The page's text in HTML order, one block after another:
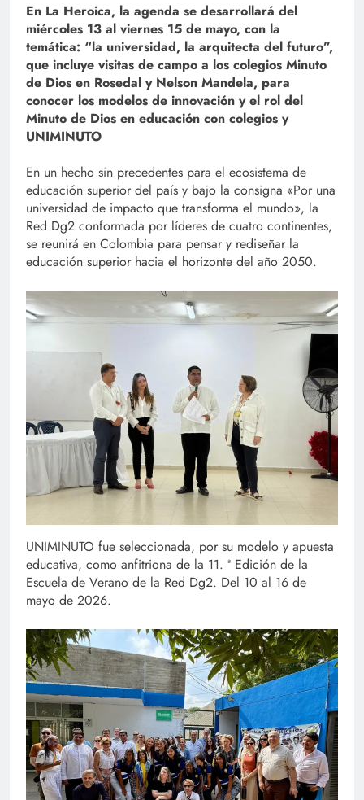
En La Heroica, la agenda se desarrollará del
miércoles 13 al viernes 15 de mayo, con la
temática: “la universidad, la arquitecta del futuro”,
que incluye visitas de campo a los colegios Minuto
de Dios en Rosedal y Nelson Mandela, para
conocer los modelos de innovación y el rol del
Minuto de Dios en educación con colegios y
UNIMINUTO
En un hecho sin precedentes para el ecosistema de
educación superior del país y bajo la consigna «Por una
universidad de impacto que transforma el mundo», la
Red Dg2 conformada por líderes de cuatro continentes,
se reunirá en Colombia para pensar y rediseñar la
educación superior hacia el horizonte del año 2050.
UNIMINUTO fue seleccionada, por su modelo y apuesta
educativa, como anfitriona de la 11. ª Edición de la
Escuela de Verano de la Red Dg2. Del 10 al 16 de
mayo de 2026.